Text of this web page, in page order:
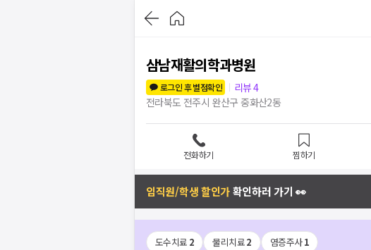
삼남재활의학과병원
로그인 후 별점확인
리뷰4
전라북도 전주시 완산구 중화산2동
전화하기 찜하기
임직원/학생 할인가확인하러 가기 👀
도수치료 2 물리치료2 염증주사1